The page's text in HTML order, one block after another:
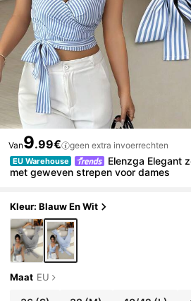
Van9.99€ geen extra invoerrechten
EU Warehouse
Elenzga Elegant
met geweven strepen voor dames
Kleur: Blauw En Wit
Maat EU